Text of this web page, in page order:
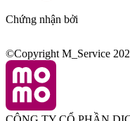
Chứng nhận bởi
©Copyright M_Service